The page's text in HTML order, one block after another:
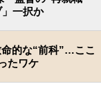
一択か
的な“前科”…ここ
たワケ